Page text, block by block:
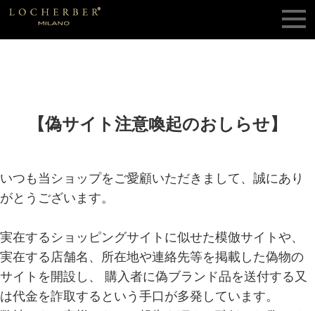
【偽サイト注意喚起のおしらせ】
いつも当ショップをご愛顧いただきまして、誠にあり
がとうございます。
実在するショッピングサイトに似せた模倣サイトや、
実在する店舗名、所在地や連絡先等を掲載した偽物の
サイトを開設し、 購入者に偽ブランド品を送付する又
は代金を詐取するという手口が多発しています。